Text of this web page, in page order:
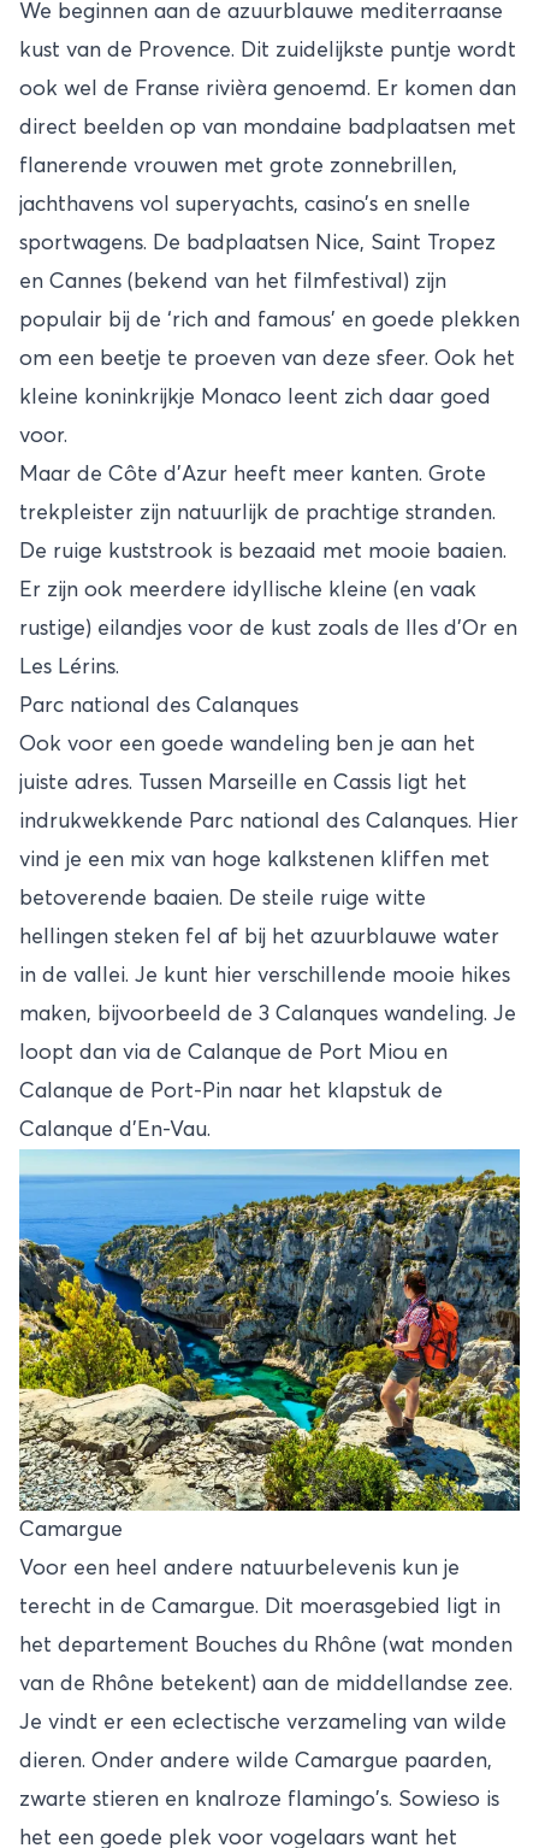
We beginnen aan de azuurblauwe mediterraanse
kust van de Provence. Dit zuidelijkste puntje wordt
ook wel de Franse rivièra genoemd. Er komen dan
direct beelden op van mondaine badplaatsen met
flanerende vrouwen met grote zonnebrillen,
jachthavens vol superyachts, casino’s en snelle
sportwagens. De badplaatsen Nice, Saint Tropez
en Cannes (bekend van het filmfestival) zijn
populair bij de ‘rich and famous’ en goede plekken
om een beetje te proeven van deze sfeer. Ook het
kleine koninkrijkje Monaco leent zich daar goed
voor.
Maar de Côte d'Azur heeft meer kanten. Grote
trekpleister zijn natuurlijk de prachtige stranden.
De ruige kuststrook is bezaaid met mooie baaien.
Er zijn ook meerdere idyllische kleine (en vaak
rustige) eilandjes voor de kust zoals de Iles d’Or en
Les Lérins.
Parc national des Calanques
Ook voor een goede wandeling ben je aan het
juiste adres. Tussen Marseille en Cassis ligt het
indrukwekkende Parc national des Calanques. Hier
vind je een mix van hoge kalkstenen kliffen met
betoverende baaien. De steile ruige witte
hellingen steken fel af bij het azuurblauwe water
in de vallei. Je kunt hier verschillende mooie hikes
maken, bijvoorbeeld de 3 Calanques wandeling. Je
loopt dan via de Calanque de Port Miou en
Calanque de Port-Pin naar het klapstuk de
Calanque d’En-Vau.
Camargue
Voor een heel andere natuurbelevenis kun je
terecht in de Camargue. Dit moerasgebied ligt in
het departement Bouches du Rhône (wat monden
van de Rhône betekent) aan de middellandse zee.
Je vindt er een eclectische verzameling van wilde
dieren. Onder andere wilde Camargue paarden,
zwarte stieren en knalroze flamingo's. Sowieso is
het een goede plek voor vogelaars want het